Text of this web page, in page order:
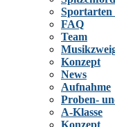
FAQ
Team
Konzept
News
Aufnahme
Proben-
A-Klasse
Konzept